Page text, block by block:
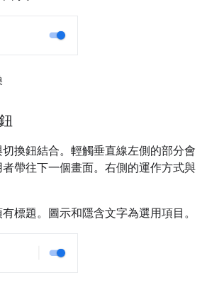
換鈕結合。輕觸垂直線左側的部分會
帶往下一個畫面。右側的運作方式與
標題。圖示和隱含文字為選用項目。